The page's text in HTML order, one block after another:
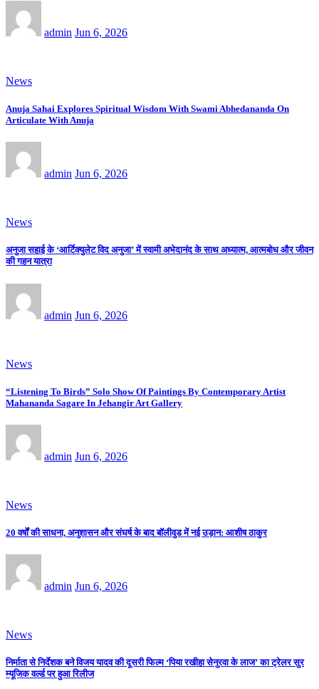
admin Jun 6, 2026
News
Anuja Sahai Explores Spiritual Wisdom With Swami Abhedananda On
Articulate With Anuja
admin Jun 6, 2026
News
अनुजा सहाई के ‘आर्टिक्युलेट विद अनुजा’ में स्वामी अभेदानंद के साथ अध्यात्म, आत्मबोध और जीवन
की गहन यात्रा
admin Jun 6, 2026
News
“Listening To Birds” Solo Show Of Paintings By Contemporary Artist
Mahananda Sagare In Jehangir Art Gallery
admin Jun 6, 2026
News
20 वर्षों की साधना, अनुशासन और संघर्ष के बाद बॉलीवुड में नई उड़ान: आशीष ठाकुर
admin Jun 6, 2026
News
निर्माता से निर्देशक बने विजय यादव की दूसरी फिल्म ‘पिया रखीहा सेनुरवा के लाज’ का ट्रेलर सुर
म्यूजिक वर्ल्ड पर हुआ रिलीज